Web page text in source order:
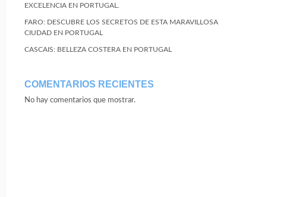
EXCELENCIA EN PORTUGAL.
FARO: DESCUBRE LOS SECRETOS DE ESTA MARAVILLOSA
CIUDAD EN PORTUGAL
CASCAIS: BELLEZA COSTERA EN PORTUGAL
COMENTARIOS RECIENTES
No hay comentarios que mostrar.